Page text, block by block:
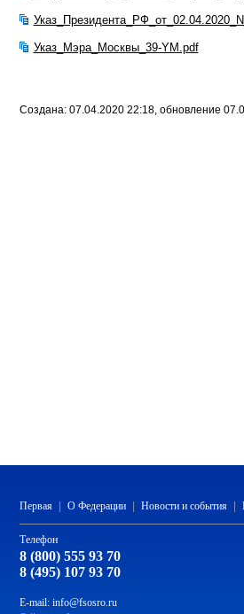
Указ_Мэра_Москвы_39-YM.pdf
Создана: 07.04.2020 22:18, обновление
Первая О Федерации Новости и события
Телефон
8 (800) 555 93 70
8 (495) 107 93 70
E-mail: info@fsosro.ru